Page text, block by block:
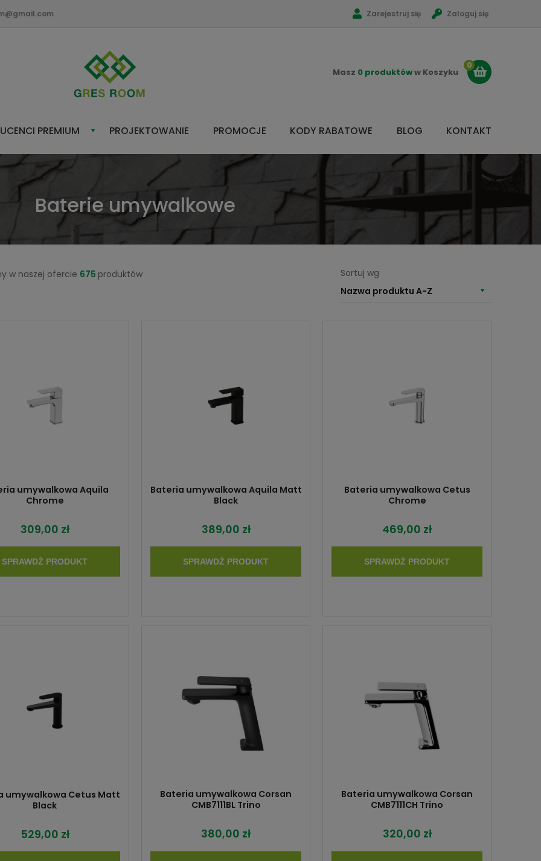
Zarejestruj się Zaloguj się
Masz 0 produktóww Koszyku
0
PREMIUM PROJEKTOWANIE PROMOCJE KODY RABATOWE BLOG KONTAKT
Baterie umywalkowe
w naszej ofercie 675 produktów
Sortuj wg
Nazwa produktu A-Z
umywalkowa Aquila
Chrome
309,00 zł
SPRAWDŹ PRODUKT
Bateria umywalkowa Aquila Matt
Black
389,00 zł
SPRAWDŹ PRODUKT
Bateria umywalkowa Cetus
Chrome
469,00 zł
SPRAWDŹ PRODUKT
umywalkowa Cetus Matt
Black
529,00 zł
Bateria umywalkowa Corsan
CMB7111BL Trino
380,00 zł
Bateria umywalkowa Corsan
CMB7111CH Trino
320,00 zł